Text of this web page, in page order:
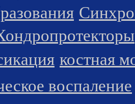
костная
воспаление